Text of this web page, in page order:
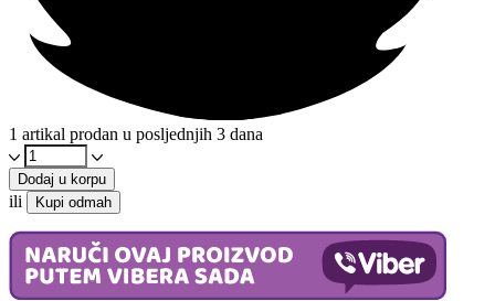
1 artikal prodan u posljednjih 3 dana
Pšenica
1000g
-
Organska
količina
Dodaj u korpu
ili Kupi odmah